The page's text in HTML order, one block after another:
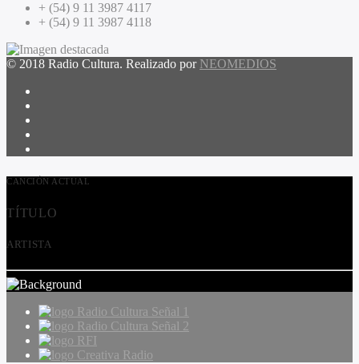
+ (54) 9 11 3987 4117
+ (54) 9 11 3987 4118
© 2018 Radio Cultura. Realizado por NEOMEDIOS
CANCIÓN ACTUAL
TÍTULO
ARTISTA
Radio Cultura Señal 1
Radio Cultura Señal 2
RFI
Creativa Radio